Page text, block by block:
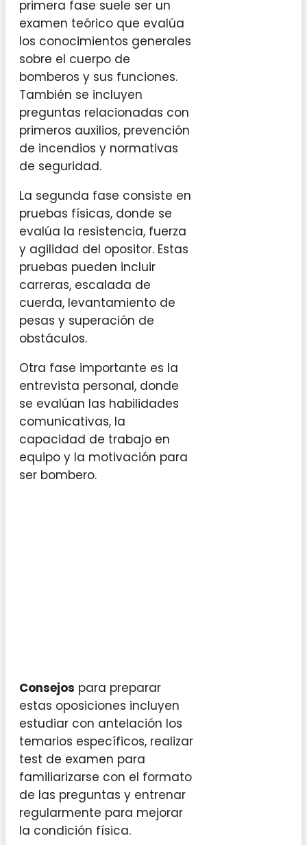
primera fase suele ser un
examen teórico que evalúa
los conocimientos generales
sobre el cuerpo de
bomberos y sus funciones.
También se incluyen
preguntas relacionadas con
primeros auxilios, prevención
de incendios y normativas
de seguridad.
La segunda fase consiste en
pruebas físicas, donde se
evalúa la resistencia, fuerza
y agilidad del opositor. Estas
pruebas pueden incluir
carreras, escalada de
cuerda, levantamiento de
pesas y superación de
obstáculos.
Otra fase importante es la
entrevista personal, donde
se evalúan las habilidades
comunicativas, la
capacidad de trabajo en
equipo y la motivación para
ser bombero.
Consejos para preparar
estas oposiciones incluyen
estudiar con antelación los
temarios específicos, realizar
test de examen para
familiarizarse con el formato
de las preguntas y entrenar
regularmente para mejorar
la condición física.